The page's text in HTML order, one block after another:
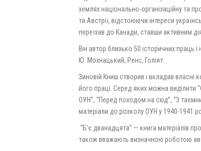
землях національно-організаційну та
та Австрії, відстоюючи інтереси
переїхав до Канади, ставши активним
Він автор близько 50 історичних
Ю. Мохнацький, Ренс, Голіят.
Зиновій Книш створив і вкладав
його праці. Серед яких можна виділити
ОУН”, “Перед походом на схід”, “З
матеріали до розколу ОУН у 1940-1941
“Б’є дванадцята” — книга матеріалів
також вважають визначною роботою